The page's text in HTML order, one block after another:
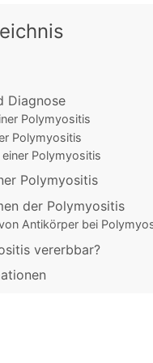
Diagnose
Polymyositis
Polymyositis
Polymyositis
Polymyositis
der Polymyositis
Antikörper bei
vererbbar?